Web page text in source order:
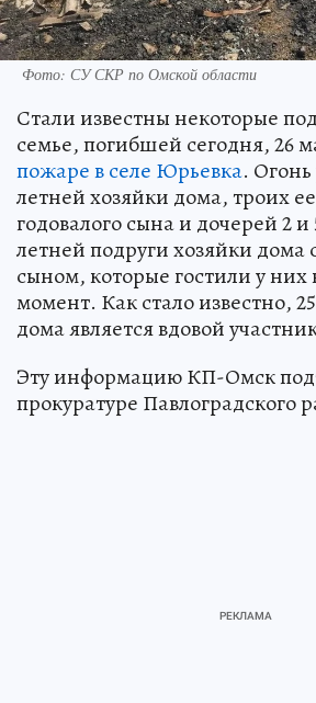
Фото: СУ СКР по Омской области
Стали известны некоторые
семье, погибшей сегодня, 26
пожаре в селе Юрьевка.
летней хозяйки дома, троих
годовалого сына и дочерей 2 и
летней подруги хозяйки дома
сыном, которые гостили у
момент. Как стало известно,
дома является вдовой
Эту информацию КП-Омск
прокуратуре Павлоградского